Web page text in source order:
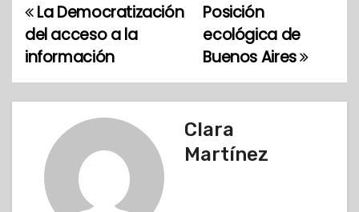
N
a
v
Posición
ecológica de
Buenos Aires
La Democratización
del acceso a la
información
Clara
Martínez